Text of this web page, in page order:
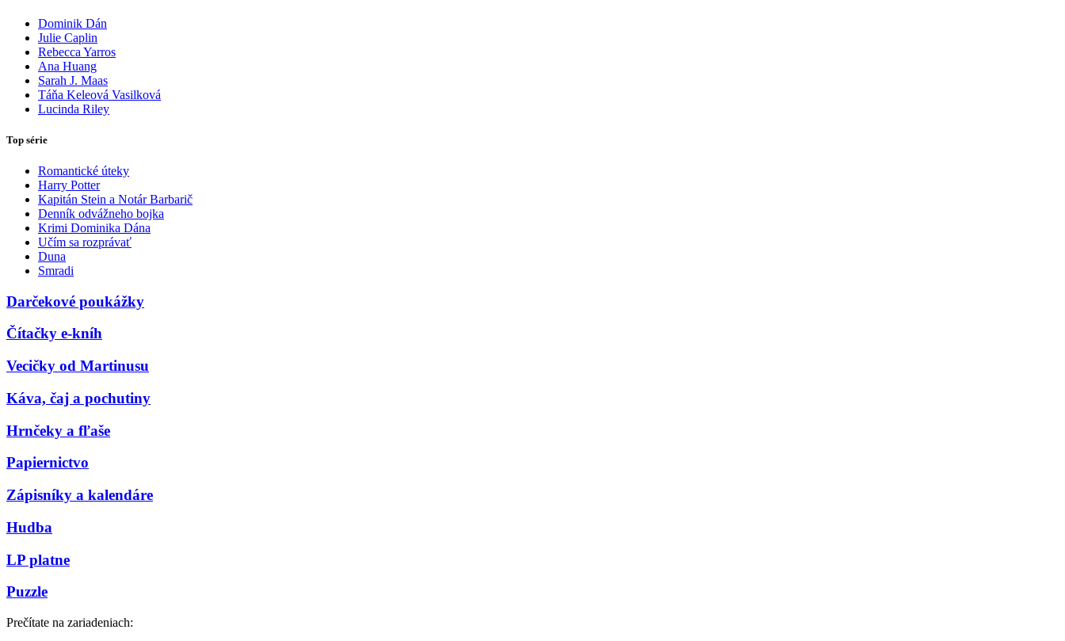
Dominik Dán
Julie Caplin
Rebecca Yarros
Ana Huang
Sarah J. Maas
Táňa Keleová Vasilková
Lucinda Riley
Top série
Romantické úteky
Harry Potter
Kapitán Stein a Notár Barbarič
Denník odvážneho bojka
Krimi Dominika Dána
Učím sa rozprávať
Duna
Smradi
Darčekové poukážky
Čítačky e-kníh
Vecičky od Martinusu
Káva, čaj a pochutiny
Hrnčeky a fľaše
Papiernictvo
Zápisníky a kalendáre
Hudba
LP platne
Puzzle
Prečítate na zariadeniach: